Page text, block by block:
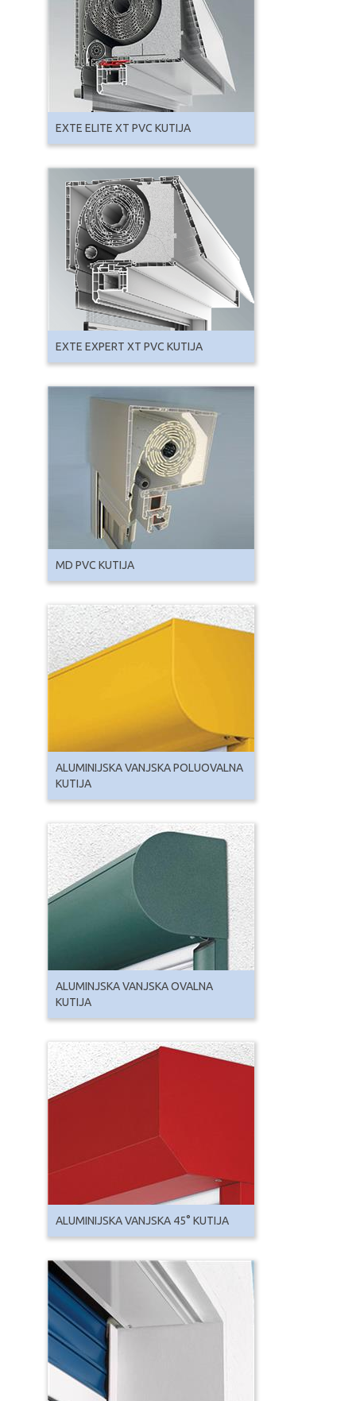
EXTE ELITE XT PVC KUTIJA
EXTE EXPERT XT PVC KUTIJA
MD PVC KUTIJA
ALUMINIJSKA VANJSKA POLUOVALNA
KUTIJA
ALUMINJSKA VANJSKA OVALNA
KUTIJA
ALUMINIJSKA VANJSKA 45° KUTIJA